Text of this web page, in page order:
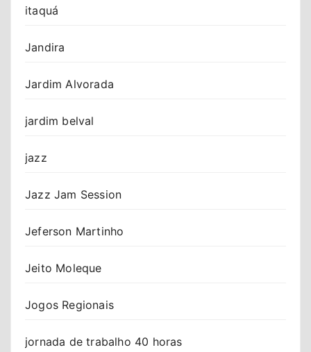
itaquá
Jandira
Jardim Alvorada
jardim belval
jazz
Jazz Jam Session
Jeferson Martinho
Jeito Moleque
Jogos Regionais
jornada de trabalho 40 horas